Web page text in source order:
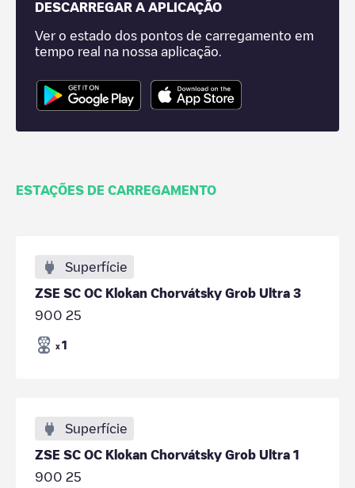
DESCARREGAR A APLICAÇÃO
Ver o estado dos pontos de carregamento em
tempo real na nossa aplicação.
ESTAÇÕES DE CARREGAMENTO
Superfície
ZSE SC OC Klokan Chorvátsky Grob Ultra 3
900 25
x 1
Superfície
ZSE SC OC Klokan Chorvátsky Grob Ultra 1
900 25